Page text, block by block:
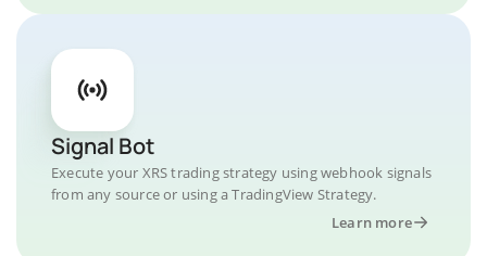
Signal Bot
Execute your XRS trading strategy using webhook signals
from any source or using a TradingView Strategy.
Learn more